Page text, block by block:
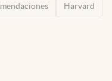
Harvard